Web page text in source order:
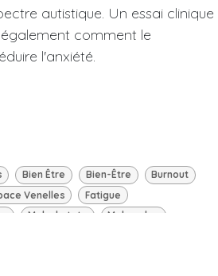
autistique. Un essai clinique
comment le
l'anxiété.
Bien Être Bien-Être
Burnout
Venelles
Fatigue
Mal a la tete
Mal au dos